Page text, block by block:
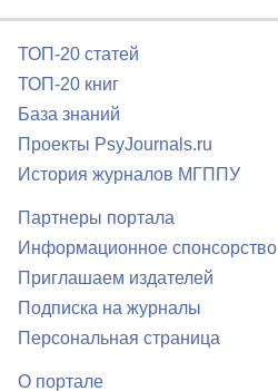
ТОП-20 статей
ТОП-20 книг
База знаний
Проекты PsyJournals.ru
История журналов МГППУ
Партнеры портала
Информационное спонсорство
Приглашаем издателей
Подписка на журналы
Персональная страница
О портале